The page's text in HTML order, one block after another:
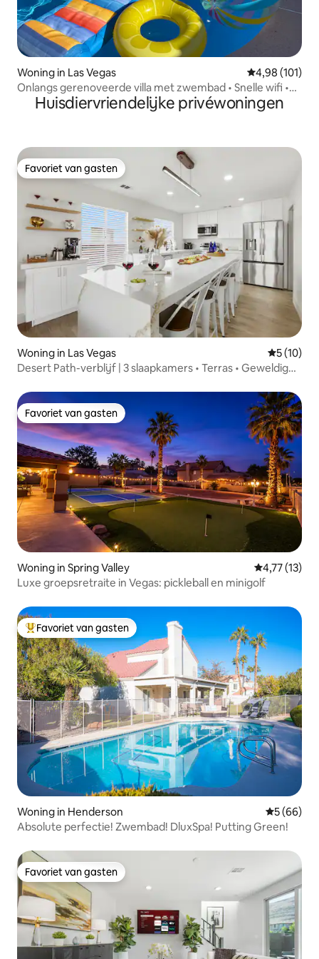
Woning in Las Vegas Gemiddelde
4,98 (101)
Onlangs gerenoveerde villa met zwembad • Snelle wifi •
Summerlin
Huisdiervriendelijke privéwoningen
Favoriet van gasten
Favoriet van gasten
Woning in Las Vegas
5 (10)
Desert Path-verblijf | 3 slaapkamers • Terras • Geweldige
Favoriet van gasten
Favoriet van gasten
Woning in Spring Valley Gemiddelde
4,77 (13)
Luxe groepsretraite in Vegas: pickleball en minigolf
Topfavoriet van gasten
Favoriet van gasten
Woning in Henderson
5 (66)
Absolute perfectie! Zwembad! DluxSpa! Putting Green!
Favoriet van gasten
Favoriet van gasten